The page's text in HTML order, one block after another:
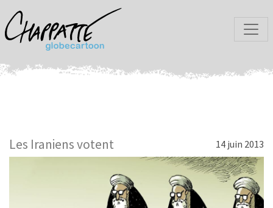
Les Iraniens votent 14 juin 2013